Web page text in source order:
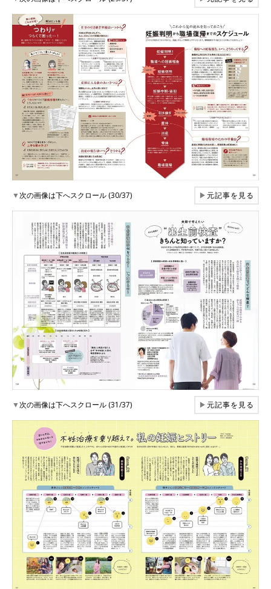
▼次の画像は下へスクロール (30/37) ▶元記事を見る
▼次の画像は下へスクロール (31/37) ▶元記事を見る